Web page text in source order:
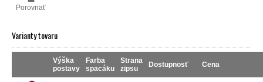
Porovnať
Varianty tovaru
Výška
postavy
Farba
spacáku
Strana
zipsu
Dostupnosť Cena